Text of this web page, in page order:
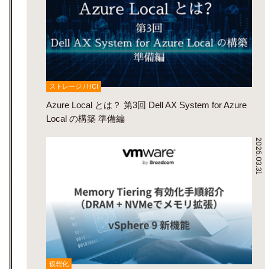
ストレージ / HCI
Azure Local とは？ 第3回 Dell AX System for Azure
Local の構築 準備編
2026.03.31
仮想化